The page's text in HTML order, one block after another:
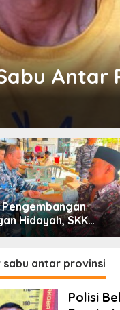
Antar
Hidayah, SKK
North Madura II
Sampang
sabu antar provinsi
Polisi